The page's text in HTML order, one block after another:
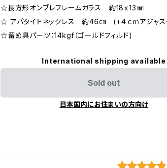
☆長方形オンブレフレームガラス 約18ｘ13㎜
☆ アパタイトネックレス 約46㎝ (+４ｃｍアジャス
☆留め具パーツ：14kgf（ゴールドフィルド)
International shipping available
Sold out
日本国内にお住まいの方向け